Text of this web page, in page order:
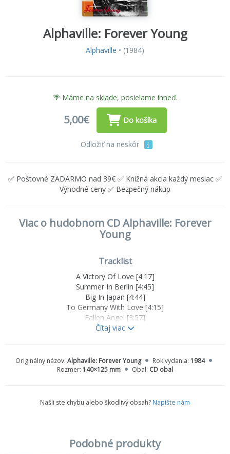
Alphaville: Forever Young
Alphaville • (1984)
🌴 Máme na sklade, posielame ihneď.
5,00€ Do košíka
Odložiť na neskôr
✅ Poštovné ZADARMO nad 39€ ✅ Knižná akcia každý mesiac ✅
Výhodné ceny ✅ Bezpečný nákup
Viac o hudobnom CD Alphaville: Forever
Young
Tracklist
A Victory Of Love [4:17]
Summer In Berlin [4:45]
Big In Japan [4:44]
To Germany With Love [4:15]
Fallen Angel [3:57]
Forever Young [3:48]
Lies [3:32]
The Jet Set [4:56]
Čítaj viac
Originálny názov: Alphaville: Forever Young Rok vydania: 1984
Rozmer: 140×125 mm Obal: CD obal
Našli ste chybu alebo škodlivý obsah? Napíšte nám
Podobné produkty